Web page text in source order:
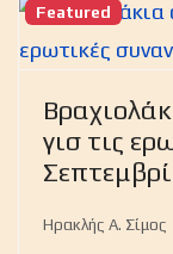
Featured
γισ τις
Ηρακλής Α. Σίμος